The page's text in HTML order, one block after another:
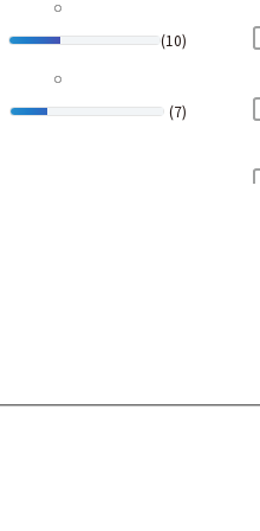
(10)
(7)